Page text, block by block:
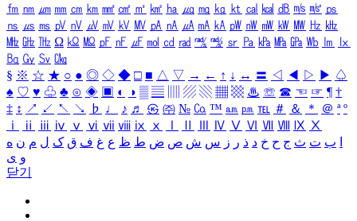
㎙ ㎚ ㎛ ㎜ ㎝ ㎞ ㎟ ㎠ ㎡ ㎢ ㏊ ㎍ ㎎ ㎏ ㏏ ㎈ ㎉ ㏈ ㎧ ㎨ ㎰
㎱ ㎲ ㎳ ㎴ ㎵ ㎶ ㎷ ㎸ ㎹ ㎀ ㎁ ㎂ ㎃ ㎄ ㎺ ㎻ ㎽ ㎾ ㎿ ㎐ ㎑
㎒ ㎓ ㎔ Ω ㏀ ㏁ ㎊ ㎋ ㎌ ㏖ ㏅ ㎭ ㎮ ㎯ ㏛ ㎩ ㎪ ㎫ ㎬ ㏝ ㏐
㏓
㏃ ㏉ ㏜ ㏆
§ ※ ☆ ★ ○ ● ◎ ◇ ◆ □ ■ △ ▽ → ← ↑ ↓ ↔ 〓 ◁ ◀ ▷ ▶ ♤
♠ ♡ ♥ ♧ ♣ ⊙ ◈ ▣ ◐ ◑ ▒ ▤ ▨ ▧ ▦ ▩ ♨ ☏ ☎ ☜ ☞ ¶ †
‡ ↕ ↗ ↙ ↖ ↘ ♭ ♩ ♪ ♬ ㉿ ㈜ № ㏇ ™ ㏂ ㏘ ℡ ＃ ＆ ＊ ＠ ª º
ⅰ
ⅱ ⅲ ⅳ ⅴ ⅵ ⅶ ⅷ ⅸ ⅹ Ⅳ Ⅴ Ⅵ Ⅶ Ⅷ Ⅸ Ⅹ
ب ت ث ج ح خ د ذ ر ز س ش ص ض ط ظ ع غ ف ق ک ل م ن ه
و ی
닫기